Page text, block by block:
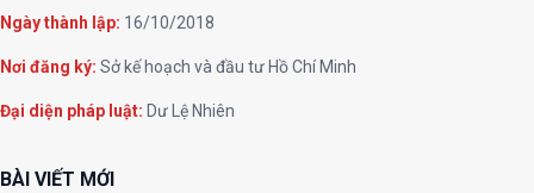
Ngày thành lập: 16/10/2018
Nơi đăng ký: Sở kế hoạch và đầu tư Hồ Chí Minh
Đại diện pháp luật: Dư Lệ Nhiên
BÀI VIẾT MỚI